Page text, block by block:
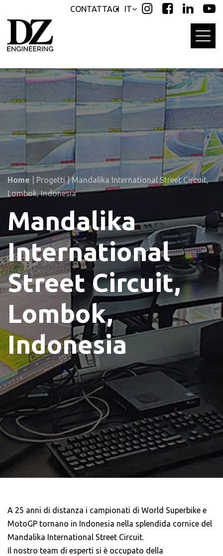
links
to
primary
navigation
to
IT
CONTATTACI
Home Progetti|Mandalika International Street Circuit,
Lombok, Indonesia
Mandalika
International
Street Circuit,
Lombok,
Indonesia
A 25 anni di distanza i campionati di World Superbike e
MotoGP tornano in Indonesia nella splendida cornice del
Mandalika International Street Circuit.
Il nostro team di esperti si è occupato della